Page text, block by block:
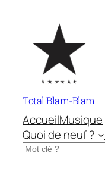
contenu
Total Blam-Blam
AccueilMusique
Quoi de neuf ?
Rechercher